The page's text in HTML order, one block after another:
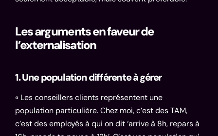
Les arguments en faveur de
l’externalisation
1. Une population différente à gérer
« Les conseillers clients représentent une
population particulière. Chez moi, c’est des TAM,
c’est des employés à qui on dit ‘arrive à 8h, repars à